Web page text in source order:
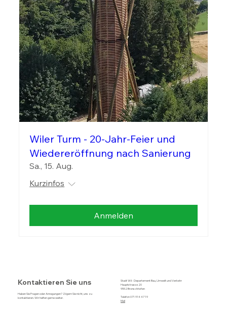
Wiler Turm - 20-Jahr-Feier und
Wiedereröffnung nach Sanierung
Sa., 15. Aug.
Kurzinfos
Anmelden
Kontaktieren Sie uns
Haben Sie Fragen oder Anregungen? Zögern Sie nicht, uns zu
kontaktieren. Wir helfen gerne weiter.
Stadt Wil - Departement Bau, Umwelt und Verkehr
Hauptstrasse 20
9552 Bronschhofen
Telefon 071 914 47 19
Mail